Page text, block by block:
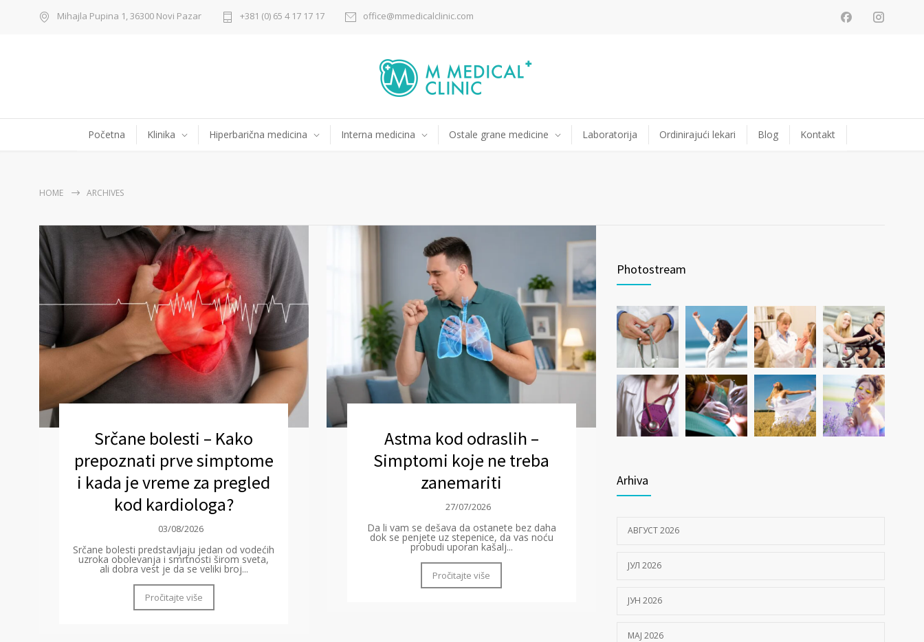
Mihajla Pupina 1, 36300 Novi Pazar +381 (0) 65 4 17 17 17 office@mmedicalclinic.com
Početna Klinika Hiperbarična medicina Interna medicina Ostale grane medicine Laboratorija Ordinirajući lekari Blog Kontakt
HOME ARCHIVES
Srčane bolesti – Kako
prepoznati prve simptome
i kada je vreme za pregled
kod kardiologa?
03/08/2026
Srčane bolesti predstavljaju jedan od vodećih
uzroka obolevanja i smrtnosti širom sveta,
ali dobra vest je da se veliki broj...
Pročitajte više
Astma kod odraslih –
Simptomi koje ne treba
zanemariti
27/07/2026
Da li vam se dešava da ostanete bez daha
dok se penjete uz stepenice, da vas noću
probudi uporan kašalj...
Pročitajte više
Photostream
Arhiva
АВГУСТ 2026
ЈУЛ 2026
ЈУН 2026
МАЈ 2026